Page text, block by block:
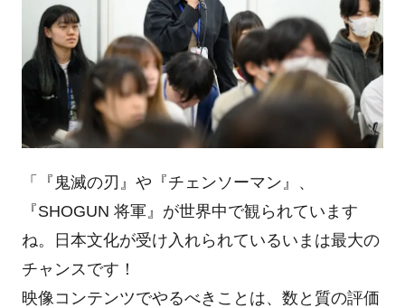
「『鬼滅の刃』や『チェンソーマン』、
『SHOGUN 将軍』が世界中で観られています
ね。日本文化が受け入れられているいまは最大の
チャンスです！
映像コンテンツでやるべきことは、数と質の評価